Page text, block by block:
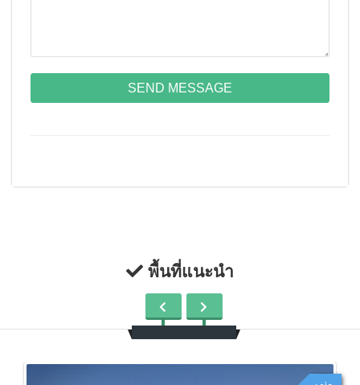
SEND MESSAGE
พื้นที่แนะนำ